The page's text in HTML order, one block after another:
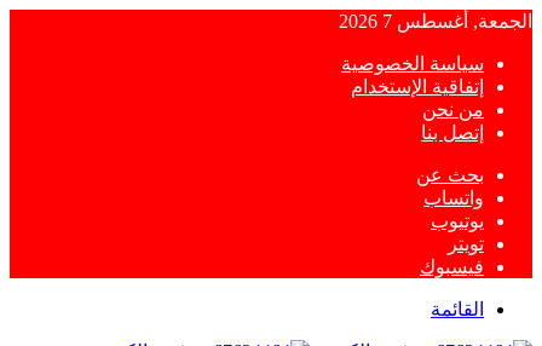
الجمعة, أغسطس 7 2026
سياسة الخصوصية
إتفاقية الإستخدام
من نحن
إتصل بنا
بحث عن
واتساب
يوتيوب
تويتر
فيسبوك
القائمة